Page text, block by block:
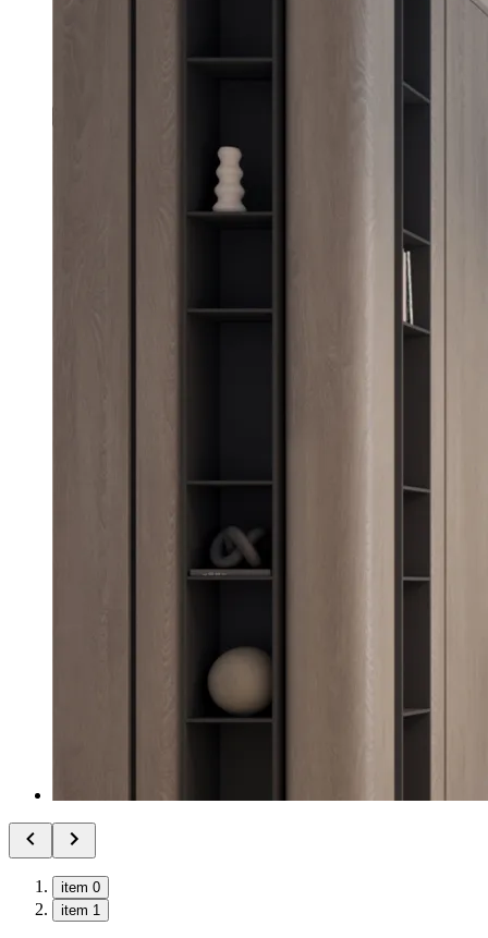
item 0
item 1